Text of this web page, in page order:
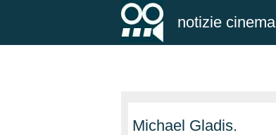
notizie cinema
Michael Gladis.